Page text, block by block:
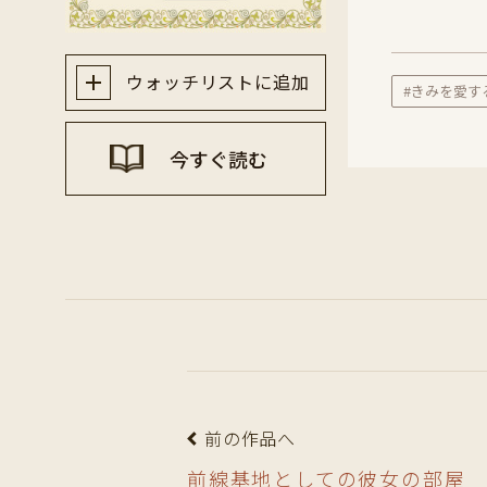
ウォッチリストに追加
今すぐ読む
#きみを愛す
前の作品へ
前線基地としての彼女の部屋